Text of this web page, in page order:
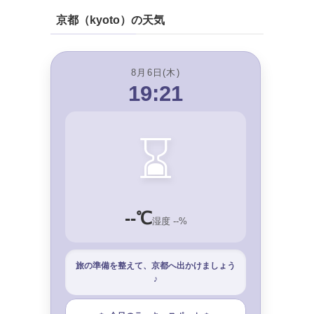
京都（kyoto）の天気
8月6日(木)
19:21
⌛
--℃湿度 --%
旅の準備を整えて、京都へ出かけましょう
♪